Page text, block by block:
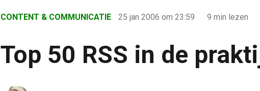
›
CONTENT & COMMUNICATIE 25 jan 2006 om 23:59 9 min lezen
Top 50 RSS in de